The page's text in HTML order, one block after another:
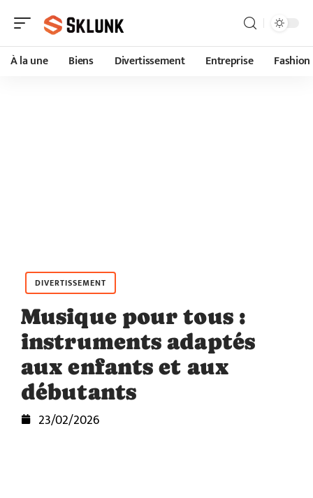
À la une Biens Divertissement Entreprise Fashion
DIVERTISSEMENT
Musique pour tous :
instruments adaptés
aux enfants et aux
débutants
23/02/2026